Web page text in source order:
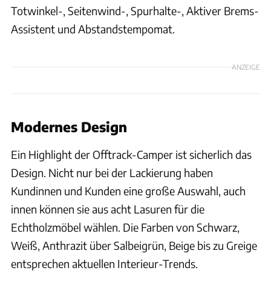
Totwinkel-, Seitenwind-, Spurhalte-, Aktiver Brems-
Assistent und Abstandstempomat.
ANZEIGE
Modernes Design
Ein Highlight der Offtrack-Camper ist sicherlich das
Design. Nicht nur bei der Lackierung haben
Kundinnen und Kunden eine große Auswahl, auch
innen können sie aus acht Lasuren für die
Echtholzmöbel wählen. Die Farben von Schwarz,
Weiß, Anthrazit über Salbeigrün, Beige bis zu Greige
entsprechen aktuellen Interieur-Trends.